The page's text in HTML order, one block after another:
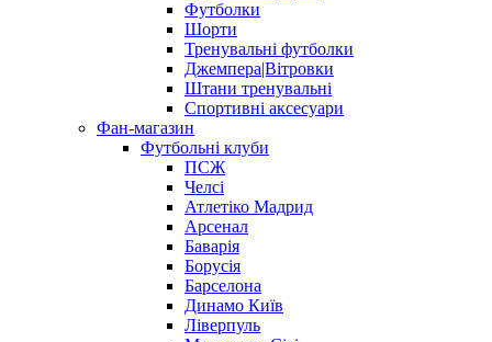
Футболки
Шорти
Тренувальні футболки
Джемпера|Вітровки
Штани тренувальні
Спортивні аксесуари
Фан-магазин
Футбольні клуби
ПСЖ
Челсі
Атлетіко Мадрид
Арсенал
Баварія
Борусія
Барселона
Динамо Київ
Ліверпуль